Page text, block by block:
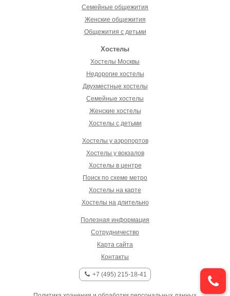
Семейные общежития
Женские общежития
Общежития с детьми
Хостелы
Хостелы Москвы
Недорогие хостелы
Двухместные хостелы
Семейные хостелы
Женские хостелы
Хостелы с детьми
Хостелы у аэропортов
Хостелы у вокзалов
Хостелы в центре
Поиск по схеме метро
Хостелы на карте
Хостелы на длительно
Полезная информация
Сотрудничество
Карта сайта
Контакты
+7 (495) 215-18-41